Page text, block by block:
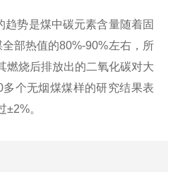
势是煤中碳元素含量随着固
部热值的80%-90%左右，所
燃烧后排放出的二氧化碳对大
个无烟煤煤样的研究结果表
。